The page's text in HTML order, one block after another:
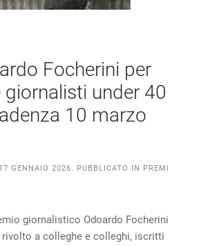
Focherini per
under 40
10 marzo
17 GENNAIO 2026. PUBBLICATO IN
PREMI
giornalistico Odoardo Focherini
rivolto a colleghe e colleghi, iscritti